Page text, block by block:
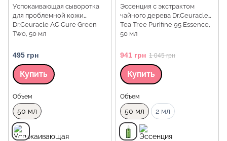
Успокаивающая сыворотка
для проблемной кожи
Dr.Ceuracle AC Cure Green
Two, 50 мл
495 грн
Купить
Объем
50 мл
Эссенция с экстрактом
чайного дерева Dr.Ceuracle
Tea Tree Purifine 95 Essence,
50 мл
941 грн 1 045 грн
Купить
Объем
50 мл 2 мл